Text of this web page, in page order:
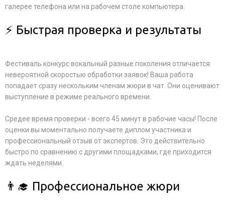
галерее телефона или на рабочем столе компьютера.
⚡ Быстрая проверка и результаты
Фестиваль конкурс вокальный разные поколения отличается
невероятной скоростью обработки заявок! Ваша работа
попадает сразу нескольким членам жюри в чат. Они оценивают
выступление в режиме реального времени.
Средее время проверки - всего 45 минут в рабочие часы! После
оценки вы моментально получаете диплом участника и
профессиональный отзыв от экспертов. Это действительно
быстро по сравнению с другими площадками, где приходится
ждать неделями.
👨‍🎓 Профессиональное жюри